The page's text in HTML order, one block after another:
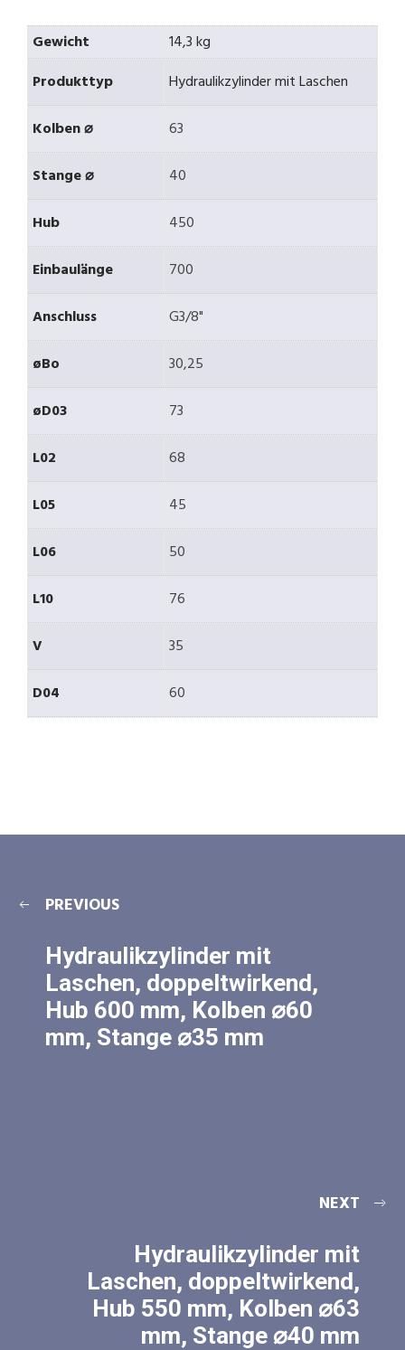
Gewicht
14,3 kg
Produkttyp
Hydraulikzylinder mit Laschen
Kolben ⌀
63
Stange ⌀
40
Hub
450
Einbaulänge
700
Anschluss
G3/8"
øBo
30,25
øD03
73
L02
68
L05
45
L06
50
L10
76
V
35
D04
60
PREVIOUS
Hydraulikzylinder mit
Laschen, doppeltwirkend,
Hub 600 mm, Kolben ⌀60
mm, Stange ⌀35 mm
NEXT
Hydraulikzylinder mit
Laschen, doppeltwirkend,
Hub 550 mm, Kolben ⌀63
mm, Stange ⌀40 mm